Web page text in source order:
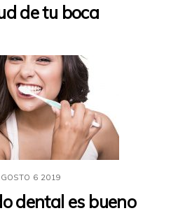
de tu boca
6 2019
dental es bueno